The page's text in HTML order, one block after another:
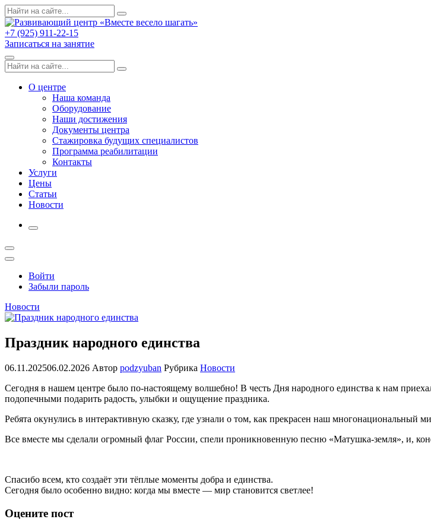
Skip
to
content
Поиск
по:
Search
+7 (925) 911-22-15
Записаться на занятие
Menu
Поиск
по:
Search
О центре
Наша команда
Оборудование
Наши достижения
Документы центра
Стажировка будущих специалистов
Программа реабилитации
Контакты
Услуги
Цены
Статьи
Новости
More
Открыть
поиск
Профиль
Войти
Забыли пароль
Новости
Праздник народного единства
06.11.202506.02.2026 Автор podzyuban Рубрика Новости
Сегодня в нашем центре было по-настоящему волшебно! В честь Дня народного единства к нам
подопечными подарить радость, улыбки и ощущение праздника.
Ребята окунулись в интерактивную сказку, где узнали о том, как прекрасен наш
Все вместе мы сделали огромный флаг России, спели проникновенную песню «Матушка-земля», и,
Спасибо всем, кто создаёт эти тёплые моменты добра и единства.
Сегодня было особенно видно: когда мы вместе — мир становится светлее!
Оцените пост